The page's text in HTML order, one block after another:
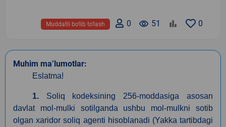
0
remove_red_eye 51
0
Muddatli bo‘lib to‘lash
Muhim ma’lumotlar:
Eslatma!
1.Soliq kodeksining 256-moddasiga asosan
davlat mol-mulki sotilganda ushbu mol-mulkni sotib
olgan xaridor soliq agenti hisoblanadi (Yakka tartibdagi